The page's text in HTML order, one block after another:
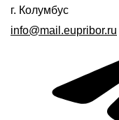
г. Колумбус
info@mail.eupribor.ru